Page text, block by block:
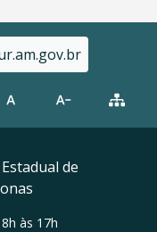
de
às 17h